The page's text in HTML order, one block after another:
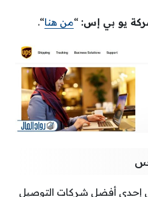
يو بي إس: “من هنا“.
إحدى أفضل شركات التوصيل